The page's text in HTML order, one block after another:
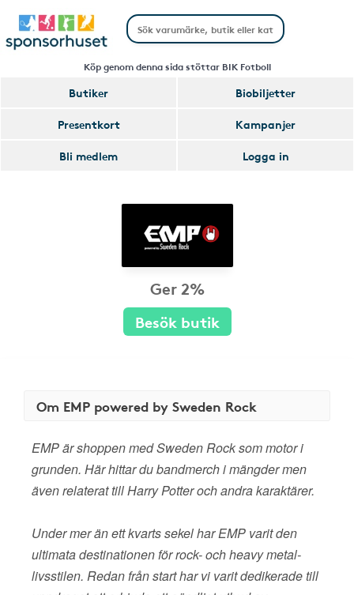
Köp genom denna sida stöttar BIK Fotboll
Butiker
Biobiljetter
Presentkort
Kampanjer
Bli medlem
Logga in
Ger 2%
Besök butik
Om EMP powered by Sweden Rock
EMP är shoppen med Sweden Rock som motor i
grunden. Här hittar du bandmerch i mängder men
även relaterat till Harry Potter och andra karaktärer.
Under mer än ett kvarts sekel har EMP varit den
ultimata destinationen för rock- och heavy metal-
livsstilen. Redan från start har vi varit dedikerade till